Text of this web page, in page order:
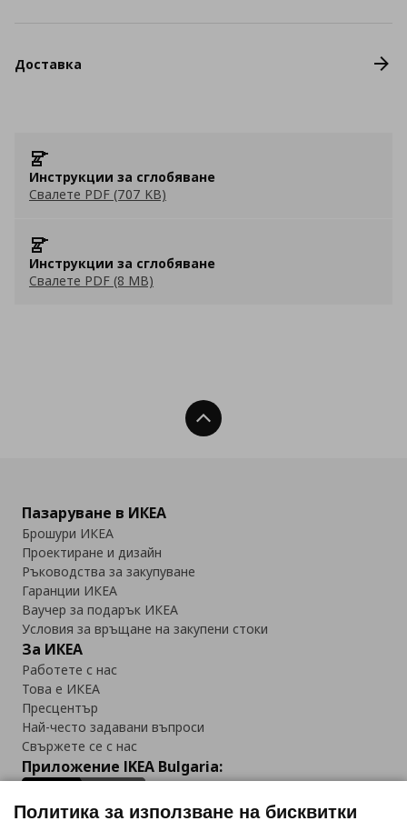
Доставка
Инструкции за сглобяване
Свалете PDF (707 KB)
Инструкции за сглобяване
Свалете PDF (8 MB)
Нагоре
Пазаруване в ИКЕА
Брошури ИКЕА
Проектиране и дизайн
Ръководства за закупуване
Гаранции ИКЕА
Ваучер за подарък ИКЕА
Условия за връщане на закупени стоки
За ИКЕА
Работете с нас
Това е ИКЕА
Пресцентър
Най-често задавани въпроси
Свържете се с нас
Приложение IKEA Bulgaria:
Политика за използване на бисквитки